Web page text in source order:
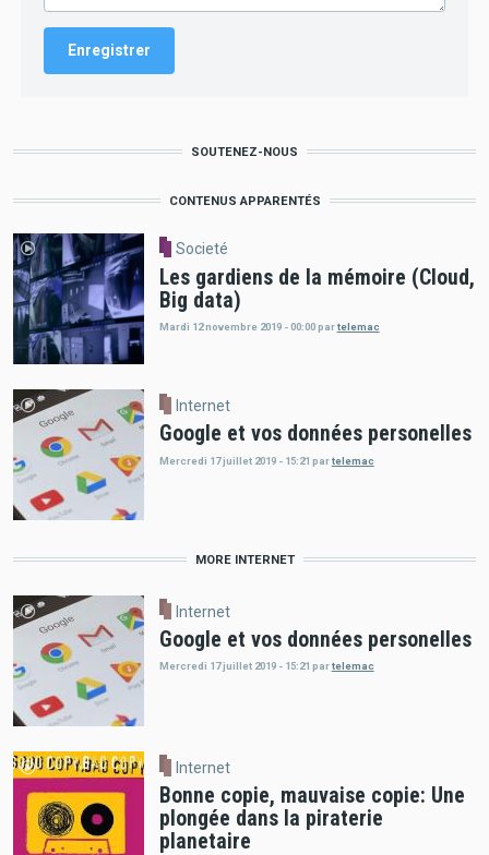
SOUTENEZ-NOUS
CONTENUS APPARENTÉS
Societé
Les gardiens de la mémoire (Cloud,
Big data)
Mardi 12 novembre 2019 - 00:00 partelemac
Internet
Google et vos données personelles
Mercredi 17 juillet 2019 - 15:21 partelemac
MORE INTERNET
Internet
Google et vos données personelles
Mercredi 17 juillet 2019 - 15:21 partelemac
Internet
Bonne copie, mauvaise copie: Une
plongée dans la piraterie
planetaire